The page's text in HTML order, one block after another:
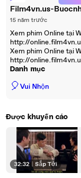
Film4vn.us-
15 năm trước
Xem phim Online tại
http://
Xem phim Online tại
http://
Danh mục
🎈Vui Nhộn
Được khuyến cáo
32:32 Sắp Tới